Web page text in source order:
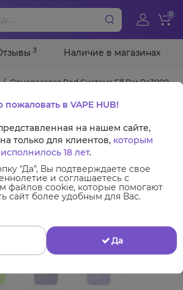
0
Одноразовая Pod Система Elf Bar Bc3000
Pod Система Elf Bar
затяжок
Производитель:
Код Товара:6939287954383
3 Наличие в магазинах
пожаловать в VAPE HUB!
на нашем сайте,
только для клиентов, которым
исполнилось 18 лет.
"Да", Вы подтверждаете свое
и соглашаетесь с
файлов cookie, которые помогают
сайт более удобным для Вас.
Да